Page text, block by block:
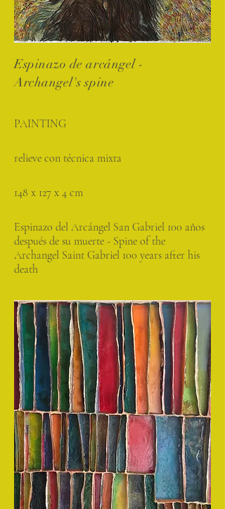
Espinazo de arcángel -
Archangel's spine
PAINTING
relieve con técnica mixta
148 x 127 x 4 cm
Espinazo del Arcángel San Gabriel 100 años
después de su muerte - Spine of the
Archangel Saint Gabriel 100 years after his
death